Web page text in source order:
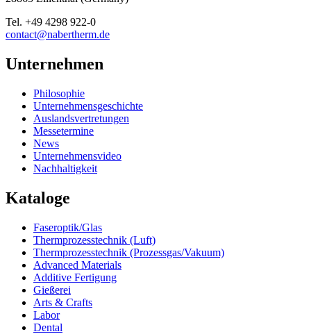
Tel. +49 4298 922-0
contact@nabertherm.de
Unternehmen
Philosophie
Unternehmensgeschichte
Auslandsvertretungen
Messetermine
News
Unternehmensvideo
Nachhaltigkeit
Kataloge
Faseroptik/Glas
Thermprozesstechnik (Luft)
Thermprozesstechnik (Prozessgas/Vakuum)
Advanced Materials
Additive Fertigung
Gießerei
Arts & Crafts
Labor
Dental